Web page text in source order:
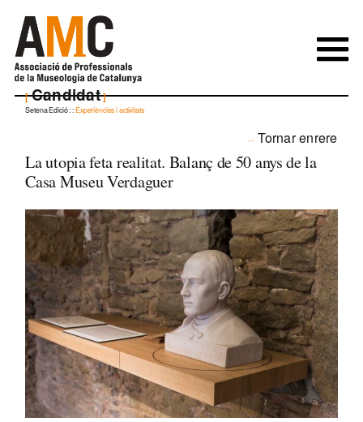
content
Candidat
Setena Edició: :Experiències i activitats
Tornar enrere
La utopia feta realitat. Balanç de 50 anys de la
Casa Museu Verdaguer